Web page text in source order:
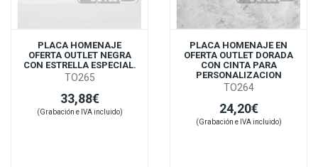
PLACA HOMENAJE
OFERTA OUTLET NEGRA
CON ESTRELLA ESPECIAL.
TO265
33,88€
(Grabación e IVA incluido)
PLACA HOMENAJE EN
OFERTA OUTLET DORADA
CON CINTA PARA
PERSONALIZACION
TO264
24,20€
(Grabación e IVA incluido)